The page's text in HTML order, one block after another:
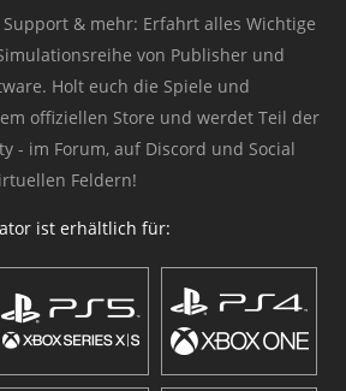
Support & mehr: Erfahrt alles Wichtige
von Publisher und
Holt euch die Spiele und
offiziellen Store und werdet Teil der
- im Forum, auf Discord und Social
Feldern!
ist erhältlich für: